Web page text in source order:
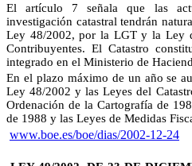
El artículo 7 señala que las
investigación catastral tendrán
Ley 48/2002, por la LGT y la Ley
Contribuyentes. El Catastro
integrado en el Ministerio de
En el plazo máximo de un año se
Ley 48/2002 y las Leyes del
Ordenación de la Cartografía de
de 1988 y las Leyes de Medidas
www.boe.es/boe/dias/2002-12-24